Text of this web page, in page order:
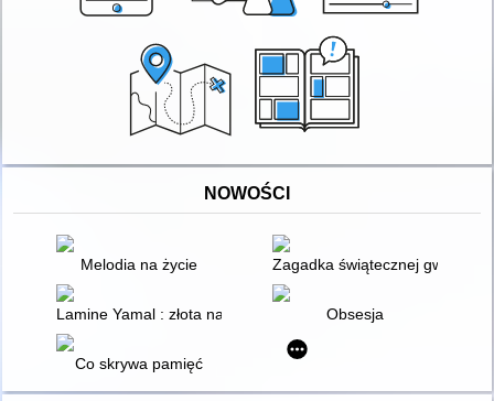
NOWOŚCI
Melodia na życie Zagadka świątecznej gwiazdy
Lamine Yamal : złota nadzieja futbolu Obsesja
Co skrywa pamięć